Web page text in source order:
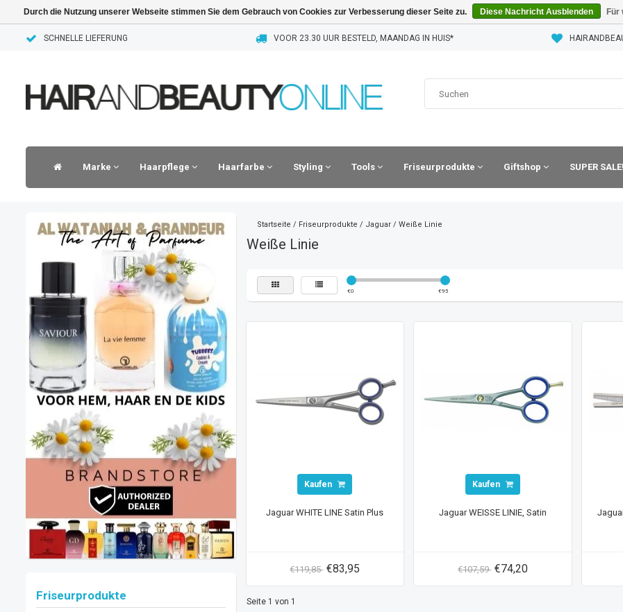
SCHNELLE LIEFERUNG VOOR 23.30 UUR BESTELD, MAANDAG IN HUIS*
Marke Haarpflege Haarfarbe Styling Tools Friseurprodukte Giftshop SUPER SALE!
Friseurprodukte
Startseite / Friseurprodukte / Jaguar/ Weiße Linie
Weiße Linie
€0 €95
Kaufen
Jaguar WHITE LINE Satin Plus
€119,85 €83,95
Kaufen
Jaguar WEISSE LINIE, Satin
€107,59 €74,20
Seite 1 von 1
Durch die Nutzung unserer Webseite stimmen Sie dem Gebrauch von Cookies zur Verbesserung dieser Seite zu. Diese Nachricht Ausblenden Für